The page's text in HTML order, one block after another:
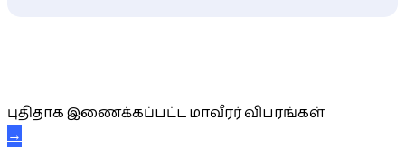
புதிதாக இணைக்கப்பட்ட மாவீரர் விபரங்கள்
→